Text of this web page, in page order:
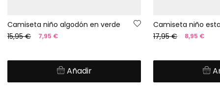
Camiseta niño algodón en verde
15,95 €
7,95 €
Añadir
17,95 € 8,95 €